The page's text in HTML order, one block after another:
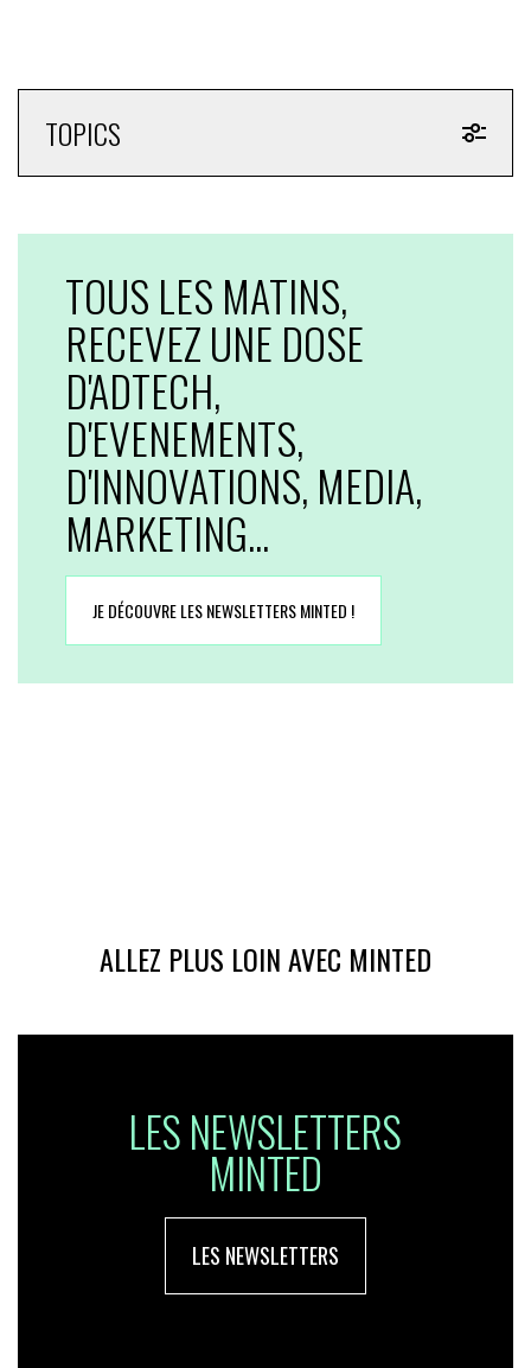
TOPICS
TOUS LES MATINS,
RECEVEZ UNE DOSE
D'ADTECH,
D'EVENEMENTS,
D'INNOVATIONS, MEDIA,
MARKETING...
JE DÉCOUVRE LES NEWSLETTERS MINTED !
ALLEZ PLUS LOIN AVEC MINTED
LES NEWSLETTERS
MINTED
LES NEWSLETTERS